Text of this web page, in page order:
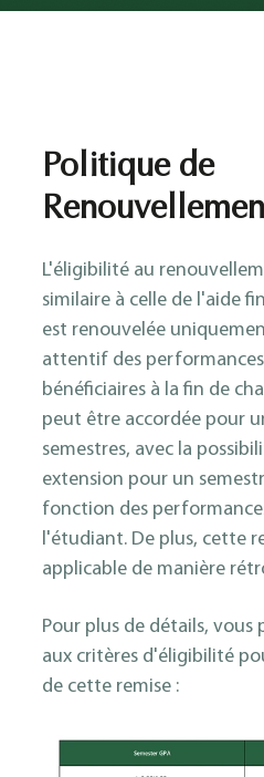
Politique de
L'éligibilité au
similaire à celle de l'aide
est renouvelée
attentif des
bénéficiaires à la fin de
peut être accordée pour
semestres, avec la
extension pour un
fonction des
l'étudiant. De plus, cette
applicable de manière
Pour plus de détails, vous
aux critères d'éligibilité
de cette remise :